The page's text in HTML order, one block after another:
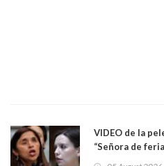
VIDEO de la
“Señora de